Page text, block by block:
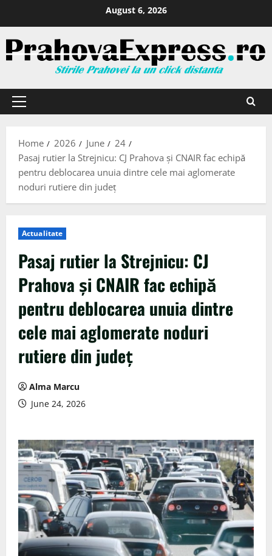
August 6, 2026
Home 2026 June
24
Pasaj rutier la Strejnicu: CJ Prahova și CNAIR fac echipă
pentru deblocarea unuia dintre cele mai aglomerate
noduri rutiere din județ
Actualitate
Pasaj rutier la Strejnicu: CJ
Prahova și CNAIR fac echipă
pentru deblocarea unuia dintre
cele mai aglomerate noduri
rutiere din județ
Alma Marcu
June 24, 2026